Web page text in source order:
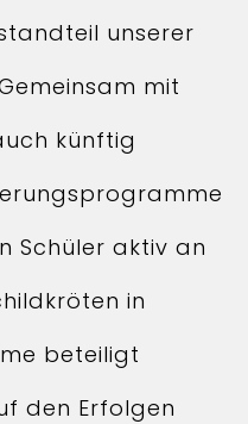
unserer
mit
künftig
Schüler aktiv an
in
beteiligt
den Erfolgen